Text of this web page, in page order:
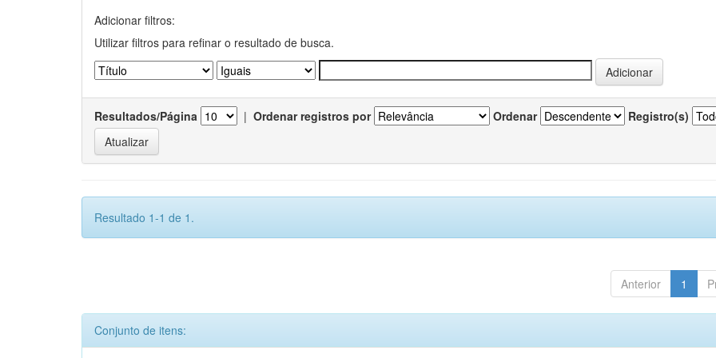
Adicionar filtros:
Utilizar filtros para refinar o resultado de busca.
Resultados/Página | Ordenar registros por Ordenar Registro(s)
Resultado 1-1 de 1.
Anterior 1
Conjunto de itens: